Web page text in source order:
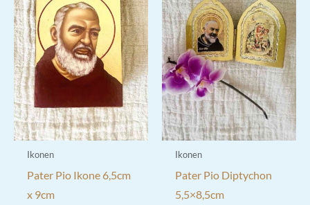
Ikonen
Pater Pio Ikone 6,5cm
x 9cm
Ikonen
Pater Pio Diptychon
5,5×8,5cm